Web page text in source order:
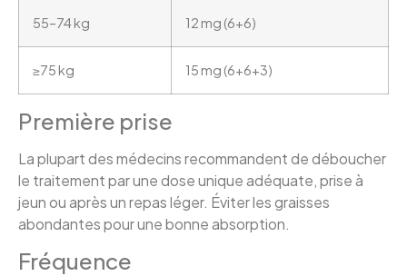
55–74 kg 12 mg (6+6)
≥75 kg 15 mg (6+6+3)
Première prise
La plupart des médecins recommandent de déboucher
le traitement par une dose unique adéquate, prise à
jeun ou après un repas léger. Éviter les graisses
abondantes pour une bonne absorption.
Fréquence